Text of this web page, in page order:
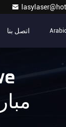
اتصل بنا